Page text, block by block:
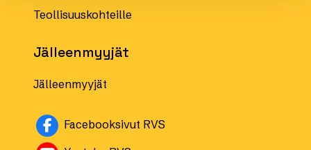
Teollisuuskohteille
Jälleenmyyjät
Jälleenmyyjät
Facebooksivut RVS